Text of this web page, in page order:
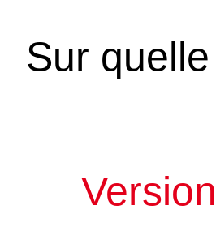
Sur